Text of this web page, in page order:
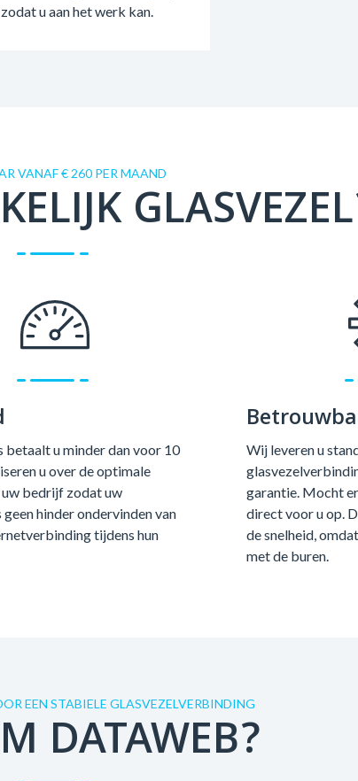
u aan het werk kan.
VANAF € 260 PER MAAND
u minder dan voor 10
u over de optimale
bedrijf zodat uw
hinder ondervinden van
tijdens hun
Wij leveren u
garantie. Mocht
direct voor u op.
de snelheid,
met de buren.
EEN STABIELE GLASVEZELVERBINDING
DATAWEB?